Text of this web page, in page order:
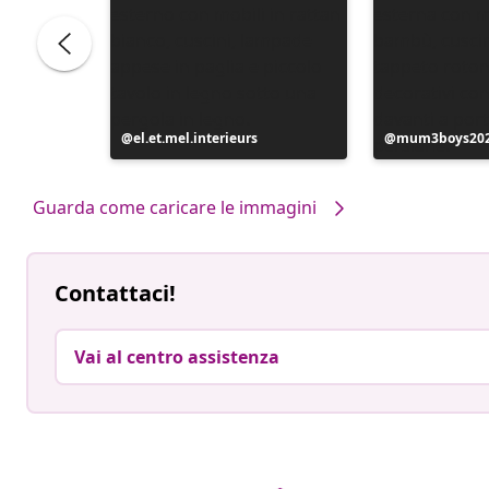
Post
pubblicato
el.et.mel.interieurs
Post
pubblicato
Guarda come caricare le immagini
Contattaci!
Vai al centro assistenza